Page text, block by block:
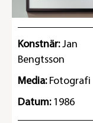
Konstnär:Jan
Bengtsson
Media: Fotografi
Datum: 1986